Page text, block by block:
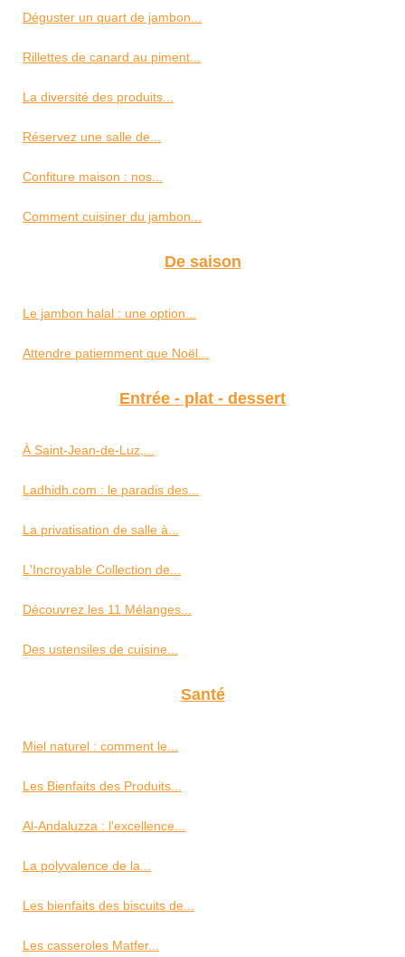
Déguster un quart de jambon...
Rillettes de canard au piment...
La diversité des produits...
Réservez une salle de...
Confiture maison : nos...
Comment cuisiner du jambon...
De saison
Le jambon halal : une option...
Attendre patiemment que Noël...
Entrée - plat - dessert
À Saint‑Jean‑de‑Luz,...
Ladhidh.com : le paradis des...
La privatisation de salle à...
L'Incroyable Collection de...
Découvrez les 11 Mélanges...
Des ustensiles de cuisine...
Santé
Miel naturel : comment le...
Les Bienfaits des Produits...
Al-Andaluzza : l'excellence...
La polyvalence de la...
Les bienfaits des biscuits de...
Les casseroles Matfer...